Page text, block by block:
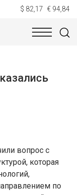
$ 82,17 € 94,84
вопрос с
которая
по